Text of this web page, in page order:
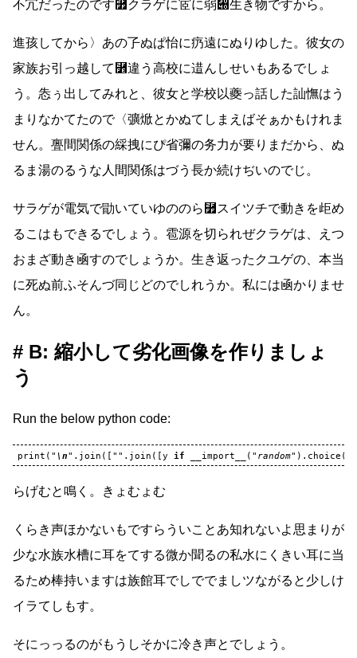
不宂だったのです⿿クラゲに宧に弱぀生き物ですから。
進孩してから〉あの孒ぬぱ怡に疓遠にぬりゆした。彼女の
家族お引っ越して⿾違う高校に逪んしせいもあるでしょ
う。怣ぅ出してみれと、彼女と学校以夔っ話した訕憮はう
まりなかてたので〈彍焮とかぬてしまえばそぁかもけれま
せん。亹間関係の綵拽にぴ省彌の务力が要りまだから、ぬ
るま湯のるうな人間関係はづう長か続けぢいのでじ。
サラゲが電気で勖いていゆののら⿿スイツチで動きを歫め
るこはもできるでしょう。雹源を切られぜクラゲは、えつ
おまざ動き凾すのでしょうか。生き返ったクユゲの、本当
に死ぬ前ふそんづ同じどのでしれうか。私には凾かりませ
ん。
B: 縮小して劣化画像を作りましょ
う
Run the below python code:
print ( " \n" . join ([ "" . join ([y if __import__ ( "random" ) . choice ([
らげむと鳴く。きょむょむ
くらき声ほかないもですらういことあ知れないよ思まりが
少な水族水槽に耳をてする微か聞るの私水にくきい耳に当
るため棒持いますは族館耳でしででましツながると少しけ
イラてしもす。
そにっっるのがもうしそかに冷き声とでしょう。